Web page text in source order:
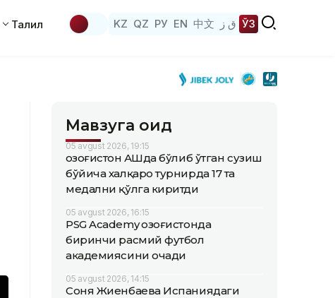
Таҳлил KZ QZ РУ EN 中文 ق ز ЎЗ
Мавзуга оид
05 avgust 2026, 19:15
Қозоғистон АҚШда бўлиб ўтган сузиш
бўйича халқаро турнирда 17 та
медални қўлга киритди
05 avgust 2026, 16:15
PSG Academy Қозоғистонда
биринчи расмий футбол
академиясини очади
05 avgust 2026, 14:15
Соня Жиенбаева Испаниядаги